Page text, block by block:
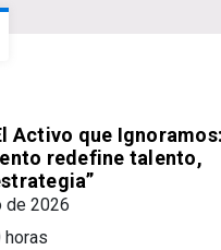
Activo que
redefine talento,
de 2026
horas